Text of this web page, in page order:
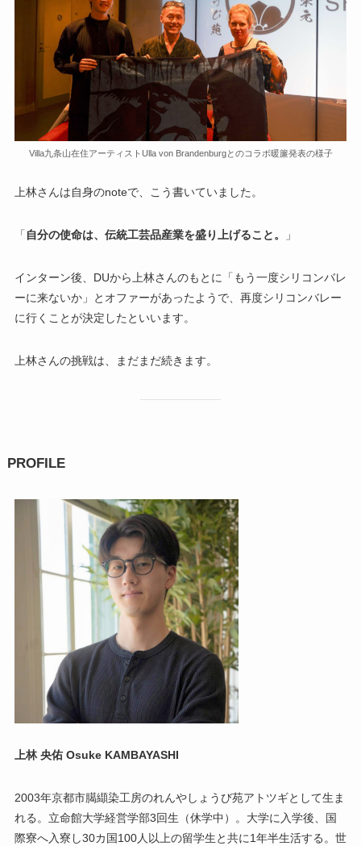
Villa九条山在住アーティストUlla von Brandenburgとのコラボ暖簾発表の様子
上林さんは自身のnoteで、こう書いていました。
「自分の使命は、伝統工芸品産業を盛り上げること。 」
インターン後、DUから上林さんのもとに「もう一度シリコンバレ
ーに来ないか」とオファーがあったようで、再度シリコンバレー
に行くことが決定したといいます。
上林さんの挑戦は、まだまだ続きます。
PROFILE
上林 央佑 Osuke KAMBAYASHI
2003年京都市臈纈染工房のれんやしょうび苑アトツギとして生ま
れる。立命館大学経営学部3回生（休学中）。大学に入学後、国
際寮へ入寮し30カ国100人以上の留学生と共に1年半生活する。世